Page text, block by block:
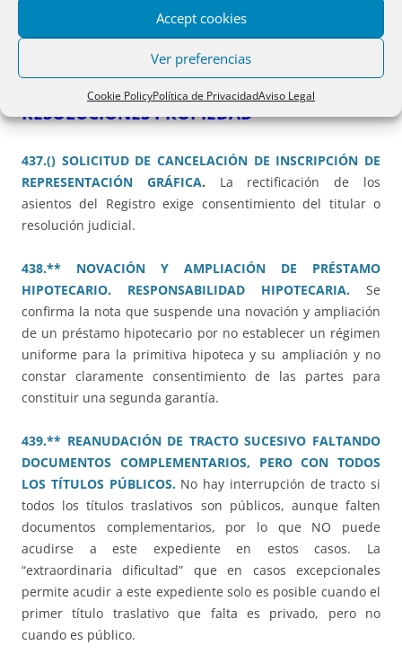
Accept cookies
Ver preferencias
Cookie PolicyPolítica de PrivacidadAviso Legal
EnDICIEMBRE,se han publicadoCUARENTA Y OCHO. Se
ARCHIVO APARTE
RESOLUCIONES PROPIEDAD
437.() SOLICITUD DE CANCELACIÓN DE INSCRIPCIÓN DE
REPRESENTACIÓN GRÁFICA. La rectificación de los
asientos del Registro exige consentimiento del titular o
resolución judicial.
438.** NOVACIÓN Y AMPLIACIÓN DE PRÉSTAMO
HIPOTECARIO. RESPONSABILIDAD HIPOTECARIA.
Se
confirma la nota que suspende una novación y ampliación
de un préstamo hipotecario por no establecer un régimen
uniforme para la primitiva hipoteca y su ampliación y no
constar claramente consentimiento de las partes para
constituir una segunda garantía.
439.** REANUDACIÓN DE TRACTO SUCESIVO FALTANDO
DOCUMENTOS COMPLEMENTARIOS, PERO CON TODOS
LOS TÍTULOS PÚBLICOS.No hay interrupción de tracto si
todos los títulos traslativos son públicos, aunque falten
documentos complementarios, por lo que NO puede
acudirse a este expediente en estos casos. La
“extraordinaria dificultad” que en casos excepcionales
permite acudir a este expediente solo es posible cuando el
primer título traslativo que falta es privado, pero no
cuando es público.